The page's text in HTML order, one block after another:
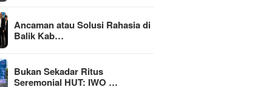
Ancaman atau Solusi Rahasia di
Balik Kab…
Bukan Sekadar Ritus
Seremonial HUT: IWO …